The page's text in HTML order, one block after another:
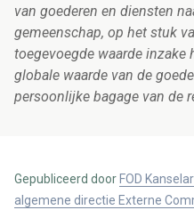
van goederen en diensten
gemeenschap, op het stuk
toegevoegde waarde inzake
globale waarde van de
persoonlijke bagage van de
Gepubliceerd door FOD
algemene directie Externe